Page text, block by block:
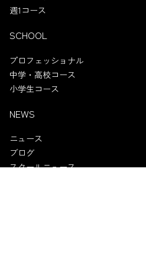
週1コース
SCHOOL
プロフェッショナル
中学・高校コース
小学生コース
NEWS
ニュース
ブログ
スクールニュース